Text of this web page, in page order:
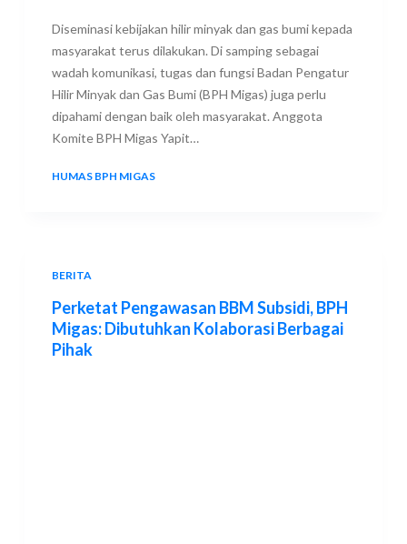
Diseminasi kebijakan hilir minyak dan gas bumi kepada
masyarakat terus dilakukan. Di samping sebagai
wadah komunikasi, tugas dan fungsi Badan Pengatur
Hilir Minyak dan Gas Bumi (BPH Migas) juga perlu
dipahami dengan baik oleh masyarakat. Anggota
Komite BPH Migas Yapit…
HUMAS BPH MIGAS
BERITA
Perketat Pengawasan BBM Subsidi, BPH
Migas: Dibutuhkan Kolaborasi Berbagai
Pihak